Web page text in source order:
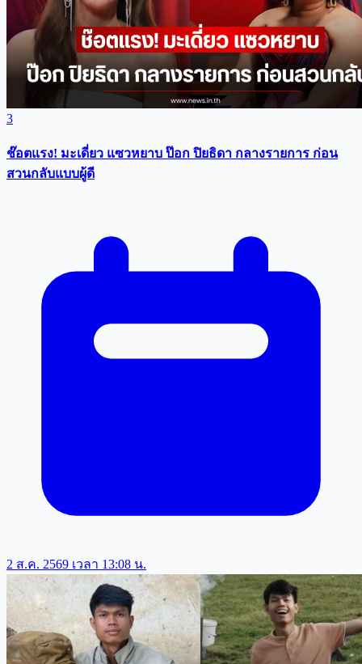
3
ช๊อตแรง! มะเดี่ยว แซวหยาบ ป๊อก ปิยธิดา กลางรายการ ก่อน
สวนกลับแบบผู้ดี
2 ส.ค. 2569 เวลา 13:08 น.